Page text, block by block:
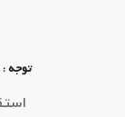
توجه